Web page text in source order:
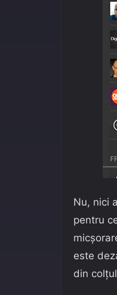
Nu, nici
pentru
este
din